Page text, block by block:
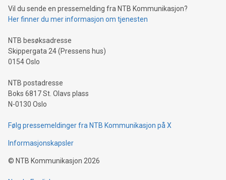
Vil du sende en pressemelding fra NTB Kommunikasjon?
Her finner du mer informasjon om tjenesten
NTB besøksadresse
Skippergata 24 (Pressens hus)
0154 Oslo
NTB postadresse
Boks 6817 St. Olavs plass
N-0130 Oslo
Følg pressemeldinger fra NTB Kommunikasjon på X
Informasjonskapsler
© NTB Kommunikasjon 2026